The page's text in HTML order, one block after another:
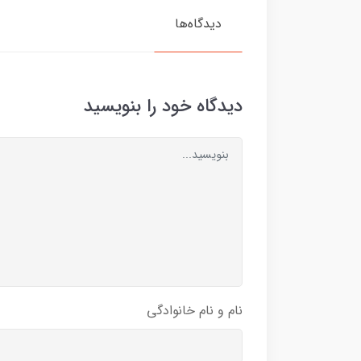
دیدگاه‌ها
دیدگاه خود را بنویسید
نام و نام خانوادگی